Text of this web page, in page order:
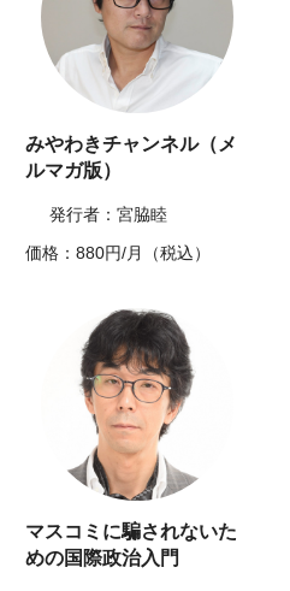
みやわきチャンネル（メ
ルマガ版）
発行者：宮脇睦
価格：880円/月（税込）
マスコミに騙されないた
めの国際政治入門